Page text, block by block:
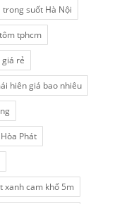
trong suốt Hà Nội
tphcm
giá rẻ
hiên giá bao nhiêu
Phát
xanh cam khổ 5m